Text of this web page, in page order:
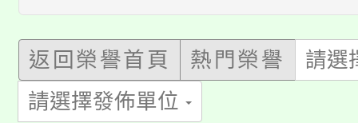
代理(課)教師甄選結果(
公告本校115學年度第
代理(課)教師甄選結果(
轉知中國文化大學推廣
《TA101》溝通分析基
淨零綠生活教案入校路
返回榮譽首頁 熱門榮譽
請選
請選擇發佈單位